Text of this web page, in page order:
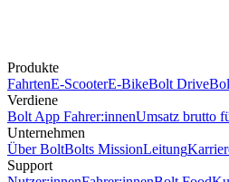
Produkte
FahrtenE-ScooterE-BikeBolt Drive
Verdiene
Bolt App Fahrer:innenUmsatz brutto
Unternehmen
Über BoltBolts MissionLeitung
Support